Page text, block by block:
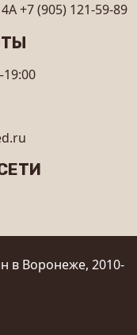
+7 (905) 121-59-89
в Воронеже, 2010-